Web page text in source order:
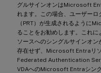
グルサインオンはMicrosoft
れます。この場合、ユーザー
（PRT）が生成されるように
ることをお勧めします。これ
ソースへのシングルサインオ
存在せず、Microsoft Entraリ
Federated Authentication
VDAへのMicrosoft Entraシン